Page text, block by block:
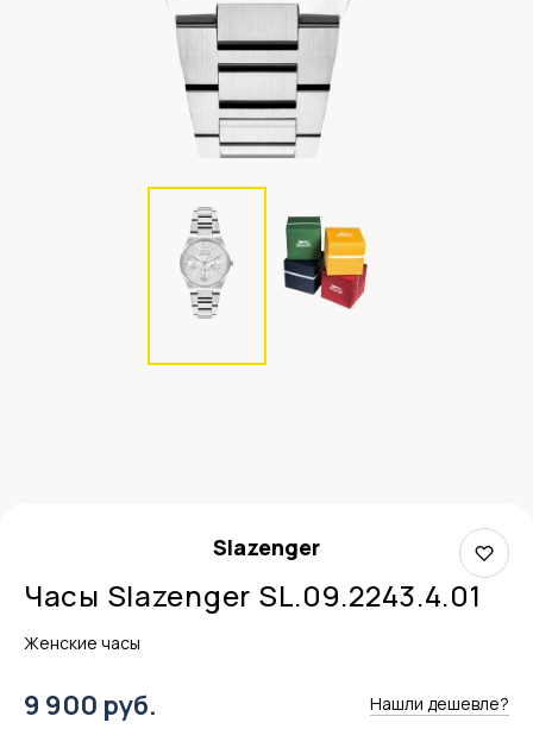
Slazenger
Часы Slazenger SL.09.2243.4.01
Женские часы
9 900 руб. Нашли дешевле?